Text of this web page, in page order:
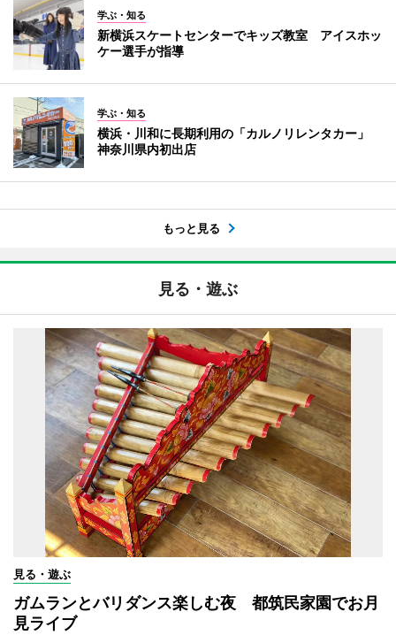
学ぶ・知る
新横浜スケートセンターでキッズ教室 アイスホッ
ケー選手が指導
学ぶ・知る
横浜・川和に長期利用の「カルノリレンタカー」
神奈川県内初出店
もっと見る
見る・遊ぶ
見る・遊ぶ
ガムランとバリダンス楽しむ夜 都筑民家園でお月
見ライブ